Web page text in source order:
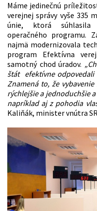
Máme jedinečnú
verejnej správy vyše 335
únie, ktorá súhlasila
operačného programu.
najmä modernizovala
program Efektívna
samotný chod úradov.
štát efektívne odpovedali
Znamená to, že
rýchlejšie a jednoduchšie
napríklad aj z pohodia
Kaliňák, minister vnútra